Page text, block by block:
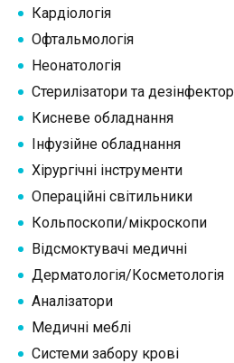
Кардіологія
Офтальмологія
Неонатологія
Стерилізатори та
Кисневе обладнання
Інфузійне обладнання
Хірургічні інструменти
Операційні світильники
Кольпоскопи/мікроскопи
Відсмоктувачі медичні
Дерматологія/Косметологія
Аналізатори
Медичні меблі
Системи забору крові